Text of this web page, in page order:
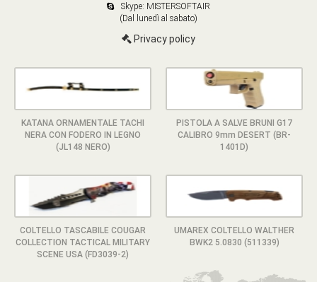
Skype: MISTERSOFTAIR
(Dal lunedì al sabato)
Privacy policy
KATANA ORNAMENTALE TACHI
NERA CON FODERO IN LEGNO
(JL148 NERO)
PISTOLA A SALVE BRUNI G17
CALIBRO 9mm DESERT (BR-
1401D)
COLTELLO TASCABILE COUGAR
COLLECTION TACTICAL MILITARY
SCENE USA (FD3039-2)
UMAREX COLTELLO WALTHER
BWK2 5.0830 (511339)